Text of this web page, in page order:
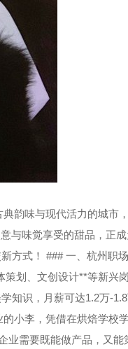
韵味与现代活力的城市
与味觉享受的甜品，正成
方式！ ### 一、杭州职
策划、文创设计**等新兴岗
知识，月薪可达1.2万-
小李，凭借在烘焙学校
业需要既能做产品，又能